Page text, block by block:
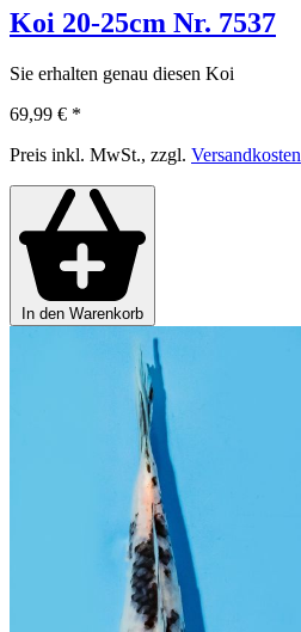
Koi 20-25cm Nr. 7537
Sie erhalten genau diesen Koi
69,99 € *
Preis inkl. MwSt., zzgl. Versandkosten
In den Warenkorb